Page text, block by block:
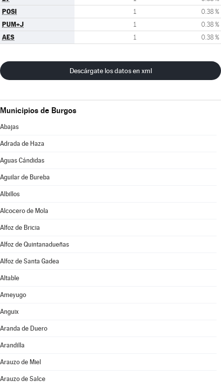
POSI 1 0.38 %
PUM+J 1 0.38 %
AES 1 0.38 %
Descárgate los datos en xml
Municipios de Burgos
Abajas
Adrada de Haza
Aguas Cándidas
Aguilar de Bureba
Albillos
Alcocero de Mola
Alfoz de Bricia
Alfoz de Quintanadueñas
Alfoz de Santa Gadea
Altable
Ameyugo
Anguix
Aranda de Duero
Arandilla
Arauzo de Miel
Arauzo de Salce